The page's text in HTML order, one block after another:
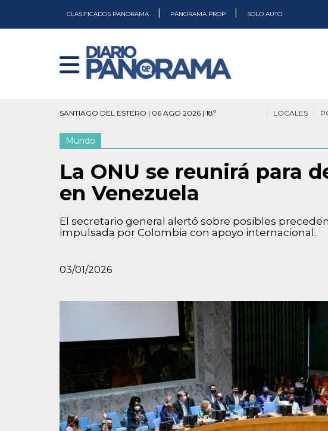
CLASIFICADOS PANORAMA PANORAMA PROP SOLO AUTO
SANTIAGO DEL ESTERO | 06 AGO 2026 | 18º LOCALES
Mundo
La ONU se reunirá para
en Venezuela
El secretario general alertó sobre posibles
impulsada por Colombia con apoyo internacional.
03/01/2026